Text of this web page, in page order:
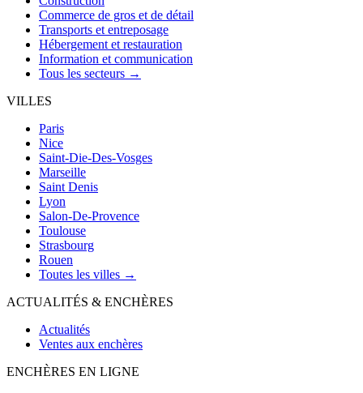
Commerce de gros et de détail
Transports et entreposage
Hébergement et restauration
Information et communication
Tous les secteurs →
VILLES
Paris
Nice
Saint-Die-Des-Vosges
Marseille
Saint Denis
Lyon
Salon-De-Provence
Toulouse
Strasbourg
Rouen
Toutes les villes →
ACTUALITÉS & ENCHÈRES
Actualités
Ventes aux enchères
ENCHÈRES EN LIGNE